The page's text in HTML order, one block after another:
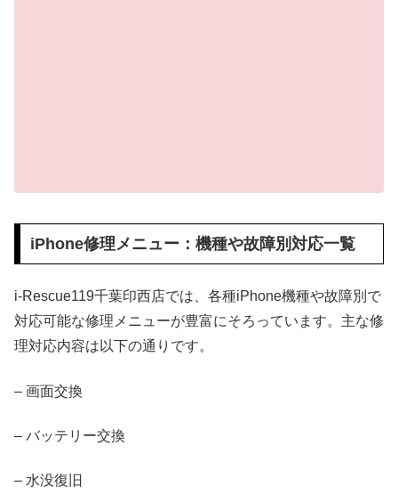
iPhone修理メニュー：機種や故障別対応一覧
i-Rescue119千葉印西店では、各種iPhone機種や故障別で
対応可能な修理メニューが豊富にそろっています。主な修
理対応内容は以下の通りです。
– 画面交換
– バッテリー交換
– 水没復旧